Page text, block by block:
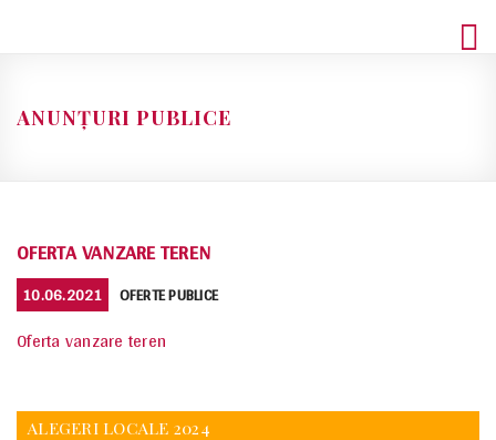
ANUNȚURI PUBLICE
OFERTA VANZARE TEREN
POSTED
ON
10.06.2021 CATEGORIES
OFERTE PUBLICE
Oferta vanzare teren
ALEGERI LOCALE 2024